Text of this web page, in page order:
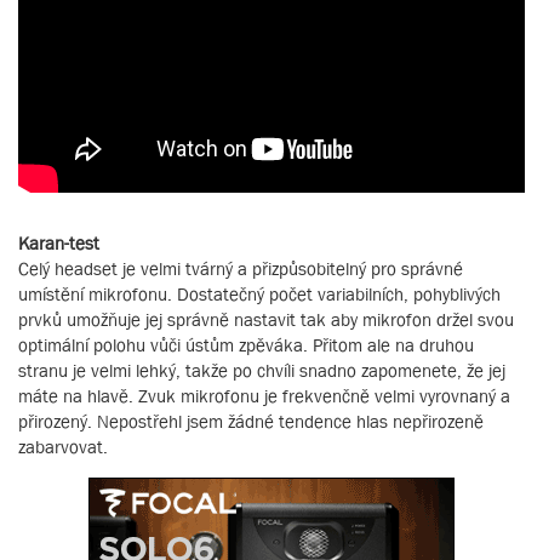
Karan-test
Celý headset je velmi tvárný a přizpůsobitelný pro správné
umístění mikrofonu. Dostatečný počet variabilních, pohyblivých
prvků umožňuje jej správně nastavit tak aby mikrofon držel svou
optimální polohu vůči ústům zpěváka. Přitom ale na druhou
stranu je velmi lehký, takže po chvíli snadno zapomenete, že jej
máte na hlavě. Zvuk mikrofonu je frekvenčně velmi vyrovnaný a
přirozený. Nepostřehl jsem žádné tendence hlas nepřirozeně
zabarvovat.